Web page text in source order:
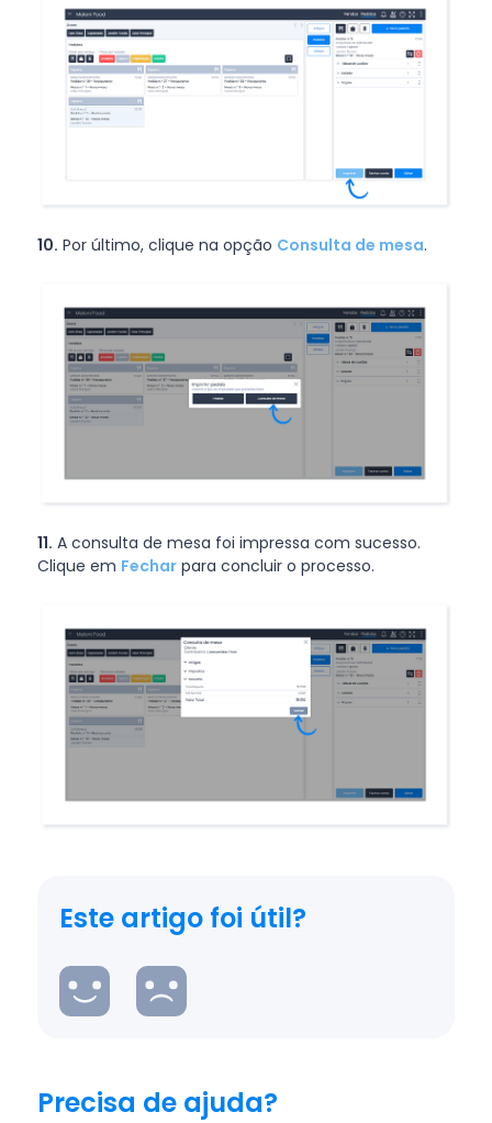
10. Por último, clique na opção Consulta de mesa.
11. A consulta de mesa foi impressa com sucesso.
Clique em Fecharpara concluir o processo.
Este artigo foi útil?
Precisa de ajuda?